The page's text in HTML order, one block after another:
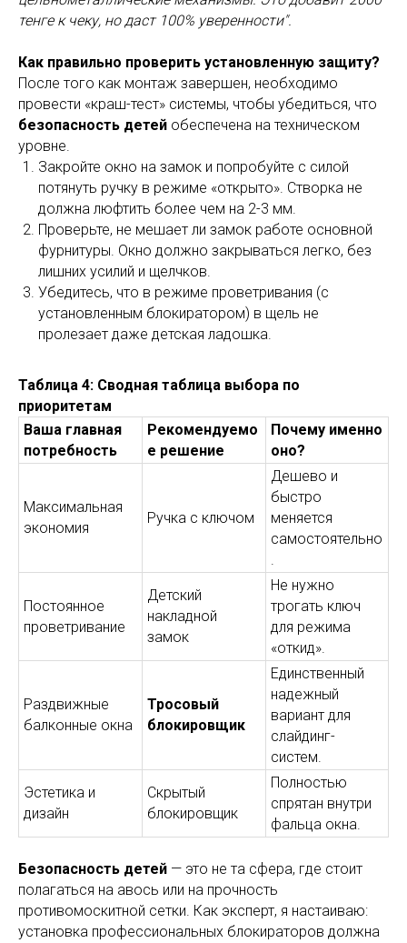
тенге к чеку, но даст 100% уверенности".
Как правильно проверить установленную защиту?
После того как монтаж завершен, необходимо
провести «краш-тест» системы, чтобы убедиться, что
безопасность детей обеспечена на техническом
уровне.
Закройте окно на замок и попробуйте с силой
потянуть ручку в режиме «открыто». Створка не
должна люфтить более чем на 2-3 мм.
Проверьте, не мешает ли замок работе основной
фурнитуры. Окно должно закрываться легко, без
лишних усилий и щелчков.
Убедитесь, что в режиме проветривания (с
установленным блокиратором) в щель не
пролезает даже детская ладошка.
Таблица 4: Сводная таблица выбора по
приоритетам
Ваша главная
потребность
Рекомендуемо
е решение
Почему именно
оно?
Максимальная
экономия
Ручка с ключом
Дешево и
быстро
меняется
самостоятельно
.
Постоянное
проветривание
Детский
накладной
замок
Не нужно
трогать ключ
для режима
«откид».
Раздвижные
балконные окна
Тросовый
блокировщик
Единственный
надежный
вариант для
слайдинг-
систем.
Эстетика и
дизайн
Скрытый
блокировщик
Полностью
спрятан внутри
фальца окна.
Безопасность детей — это не та сфера, где стоит
полагаться на авось или на прочность
противомоскитной сетки. Как эксперт, я настаиваю:
установка профессиональных блокираторов должна